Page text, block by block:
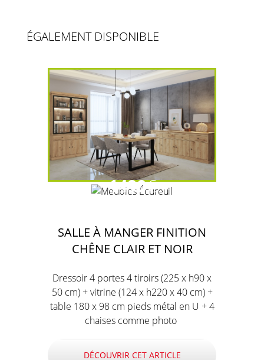
ÉGALEMENT DISPONIBLE
1490€
SALLE À MANGER FINITION
CHÊNE CLAIR ET NOIR
Dressoir 4 portes 4 tiroirs (225 x h90 x
50 cm) + vitrine (124 x h220 x 40 cm) +
table 180 x 98 cm pieds métal en U + 4
chaises comme photo
DÉCOUVRIR CET ARTICLE